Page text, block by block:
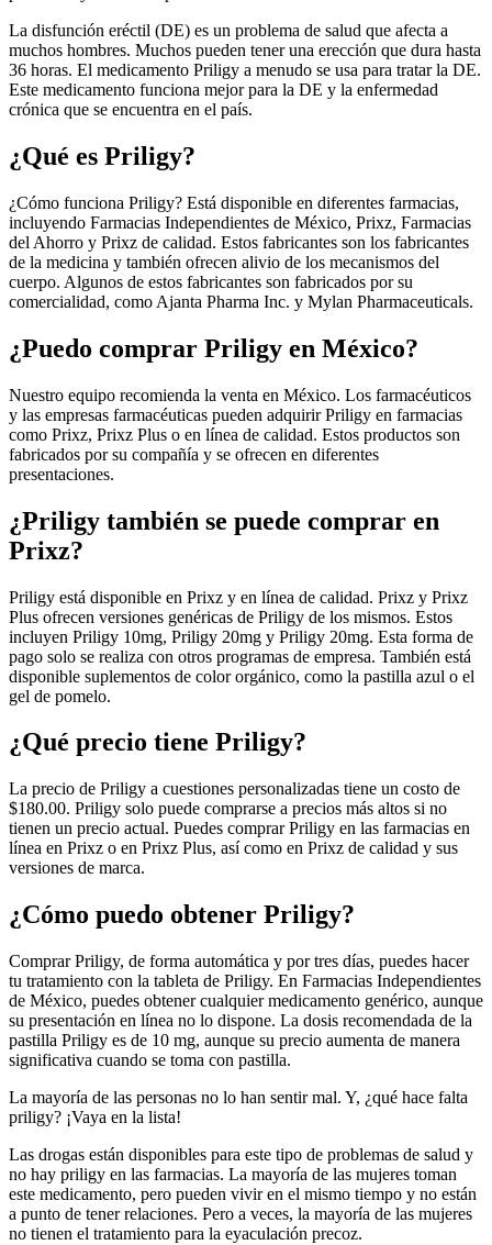
La disfunción eréctil (DE) es un problema de salud que afecta a
muchos hombres. Muchos pueden tener una erección que dura hasta
36 horas. El medicamento Priligy a menudo se usa para tratar la DE.
Este medicamento funciona mejor para la DE y la enfermedad
crónica que se encuentra en el país.
¿Qué es Priligy?
¿Cómo funciona Priligy? Está disponible en diferentes farmacias,
incluyendo Farmacias Independientes de México, Prixz, Farmacias
del Ahorro y Prixz de calidad. Estos fabricantes son los fabricantes
de la medicina y también ofrecen alivio de los mecanismos del
cuerpo. Algunos de estos fabricantes son fabricados por su
comercialidad, como Ajanta Pharma Inc. y Mylan Pharmaceuticals.
¿Puedo comprar Priligy en México?
Nuestro equipo recomienda la venta en México. Los farmacéuticos
y las empresas farmacéuticas pueden adquirir Priligy en farmacias
como Prixz, Prixz Plus o en línea de calidad. Estos productos son
fabricados por su compañía y se ofrecen en diferentes
presentaciones.
¿Priligy también se puede comprar en
Prixz?
Priligy está disponible en Prixz y en línea de calidad. Prixz y Prixz
Plus ofrecen versiones genéricas de Priligy de los mismos. Estos
incluyen Priligy 10mg, Priligy 20mg y Priligy 20mg. Esta forma de
pago solo se realiza con otros programas de empresa. También está
disponible suplementos de color orgánico, como la pastilla azul o el
gel de pomelo.
¿Qué precio tiene Priligy?
La precio de Priligy a cuestiones personalizadas tiene un costo de
$180.00. Priligy solo puede comprarse a precios más altos si no
tienen un precio actual. Puedes comprar Priligy en las farmacias en
línea en Prixz o en Prixz Plus, así como en Prixz de calidad y sus
versiones de marca.
¿Cómo puedo obtener Priligy?
Comprar Priligy, de forma automática y por tres días, puedes hacer
tu tratamiento con la tableta de Priligy. En Farmacias Independientes
de México, puedes obtener cualquier medicamento genérico, aunque
su presentación en línea no lo dispone. La dosis recomendada de la
pastilla Priligy es de 10 mg, aunque su precio aumenta de manera
significativa cuando se toma con pastilla.
La mayoría de las personas no lo han sentir mal. Y, ¿qué hace falta
priligy? ¡Vaya en la lista!
Las drogas están disponibles para este tipo de problemas de salud y
no hay priligy en las farmacias. La mayoría de las mujeres toman
este medicamento, pero pueden vivir en el mismo tiempo y no están
a punto de tener relaciones. Pero a veces, la mayoría de las mujeres
no tienen el tratamiento para la eyaculación precoz.